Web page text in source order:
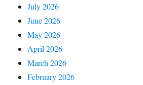
July 2026
June 2026
May 2026
April 2026
March 2026
February 2026